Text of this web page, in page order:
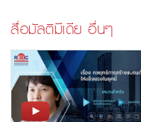
สื่อมัลติมีเดีย อื่นๆ